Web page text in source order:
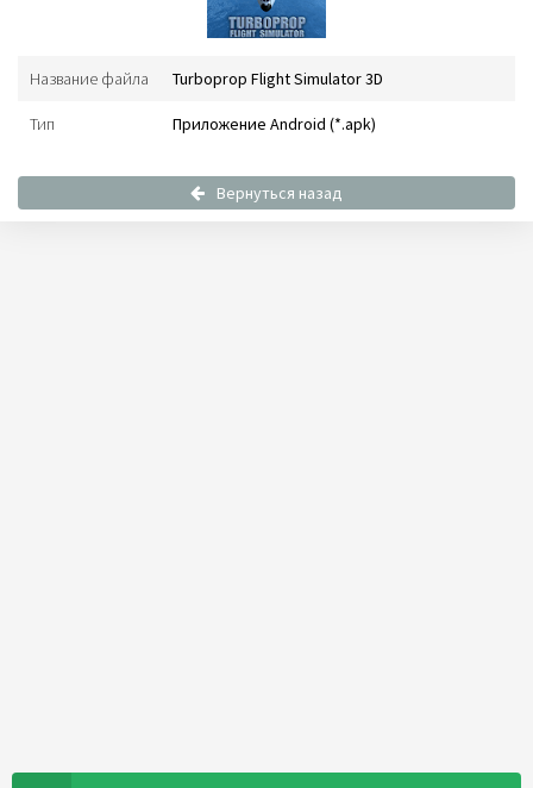
Название файла Turboprop Flight Simulator 3D
Тип Приложение Android (*.apk)
Вернуться назад